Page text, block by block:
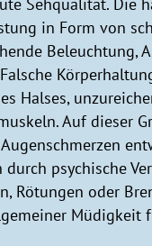
in Form von
Beleuchtung,
Halses,
Auf dieser
psychische
Rötungen oder
Müdigkeit